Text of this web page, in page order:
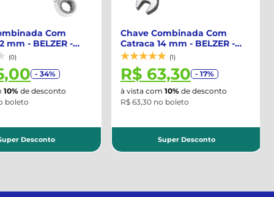
Com
mm - BELZER -
(0)
- 34%
10%de desconto
boleto
Desconto
Chave Combinada Com
Catraca 14 mm - BELZER -
9114BT
(1)
R$ 63,30
- 17%
à vista com 10%de desconto
R$ 63,30 no boleto
Super Desconto